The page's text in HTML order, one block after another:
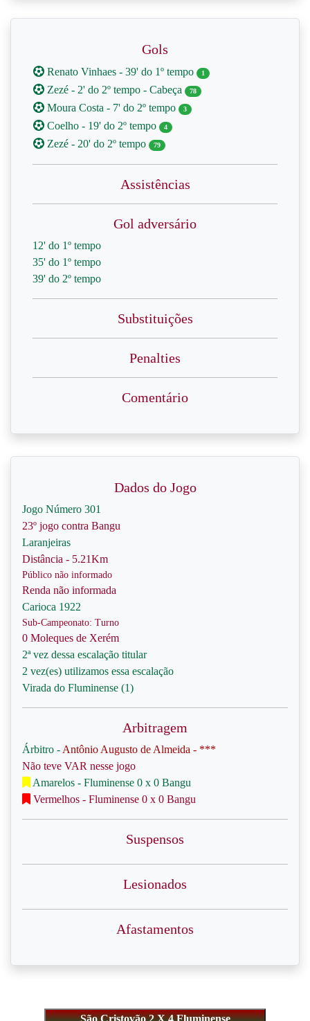
Gols
Renato Vinhaes - 39' do 1º tempo 1
Zezé - 2' do 2º tempo - Cabeça 78
Moura Costa - 7' do 2º tempo 3
Coelho - 19' do 2º tempo 4
Zezé - 20' do 2º tempo 79
Assistências
Gol adversário
12' do 1º tempo
35' do 1º tempo
39' do 2º tempo
Substituições
Penalties
Comentário
Dados do Jogo
Jogo Número 301
23º jogo contra Bangu
Laranjeiras
Distância - 5.21Km
Público não informado
Renda não informada
Carioca 1922
Sub-Campeonato: Turno
0 Moleques de Xerém
2ª vez dessa escalação titular
2 vez(es) utilizamos essa escalação
Virada do Fluminense (1)
Arbitragem
Árbitro - Antônio Augusto de Almeida - ***
Não teve VAR nesse jogo
Amarelos - Fluminense 0 x 0 Bangu
Vermelhos - Fluminense 0 x 0 Bangu
Suspensos
Lesionados
Afastamentos